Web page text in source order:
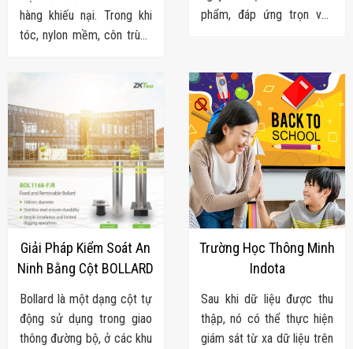
Robot Tự Hành
Cổng Dò Kim
Loại
Máy Soi Hành
Lý (X-Ray)
Cổng Phân Làn
Tự Động
Nhận Diện
Khuôn Mặt
Hệ Thống Điện
Nhẹ
Thiết Bị Theo
Ngành
Thiết Bị Ngành
Thực Phẩm
Thiết Bị Ngành
Thực Phẩm
Matrixcope
Thiết Bị Ngành
hàng khiếu nại. Trong khi
tóc, nylon mềm, côn trùng
sản phẩm là những lỗi
sót. Đâu là giải pháp khắc
phục triệt để?
phẩm, đáp ứng trọn vẹn
liền. Chúng tôi cung cấp từ
khâu nguyên liệu - sản xuất
- kiểm soát chất lượng -
đóng gói - kho vận.
Giải Pháp Kiểm Soát An
Ninh Bằng Cột BOLLARD
Bollard là một dạng cột tự
động sử dụng trong giao
thông đường bộ, ở các khu
Trường Học Thông Minh
Indota
Sau khi dữ liệu được thu
thập, nó có thể thực hiện
giám sát từ xa dữ liệu trên